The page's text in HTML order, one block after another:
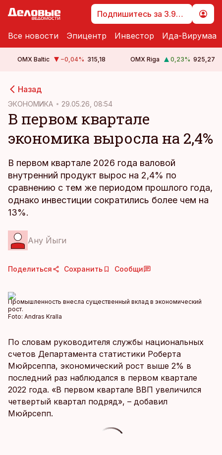
Подпишитесь за 3.99 €
Все новости Эпицентр Инвестор Ида-Вирумаа
OMX Baltic −0,04% 315,18 OMX Riga 0,23% 925,27
Назад
ЭКОНОМИКА 29.05.26, 08:54
В первом квартале
экономика выросла на 2,4%
В первом квартале 2026 года валовой
внутренний продукт вырос на 2,4% по
сравнению с тем же периодом прошлого года,
однако инвестиции сократились более чем на
13%.
Ану Йыги
Поделиться Сохранить Сообщи
Промышленность внесла существенный вклад в экономический
рост.
Foto: Andras Kralla
По словам руководителя службы национальных
счетов Департамента статистики Роберта
Мюйрсеппа, экономический рост выше 2% в
последний раз наблюдался в первом квартале
2022 года. «В первом квартале ВВП увеличился
четвертый квартал подряд», – добавил
Мюйрсепп.